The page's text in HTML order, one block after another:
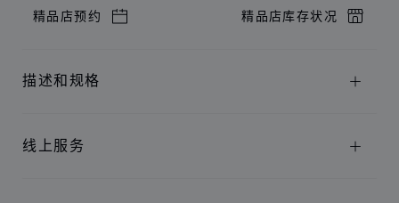
精品店预约 精品店库存状况
描述和规格
线上服务